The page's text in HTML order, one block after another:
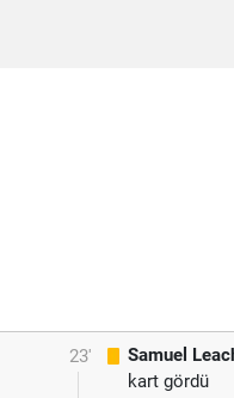
23' Samuel
kart gördü